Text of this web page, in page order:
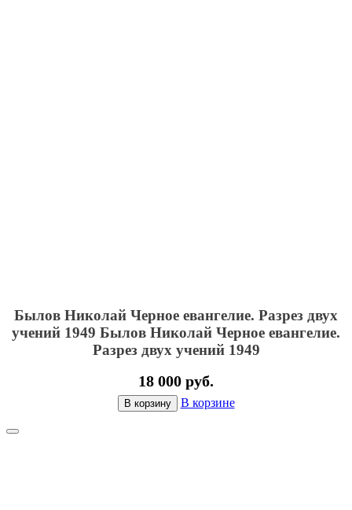
Былов Николай Черное евангелие. Разрез двух
учений 1949 Былов Николай Черное евангелие.
Разрез двух учений 1949
18 000 руб.
В корзину В корзине